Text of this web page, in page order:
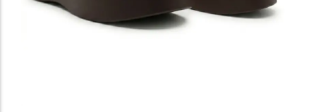
SANDALES PLATES & MEDICALES FEMME